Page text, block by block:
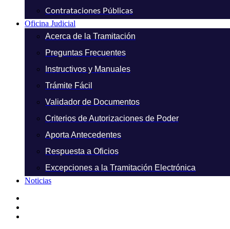
Contrataciones Públicas
Oficina Judicial
Acerca de la Tramitación
Preguntas Frecuentes
Instructivos y Manuales
Trámite Fácil
Validador de Documentos
Criterios de Autorizaciones de Poder
Aporta Antecedentes
Respuesta a Oficios
Excepciones a la Tramitación Electrónica
Noticias